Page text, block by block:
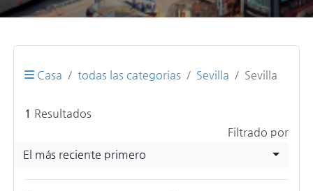
Casa todas las categorias Sevilla Sevilla
1 Resultados
Filtrado por
El más reciente primero